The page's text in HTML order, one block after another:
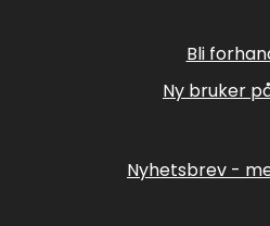
Bli
Ny bruker
Nyhetsbrev -